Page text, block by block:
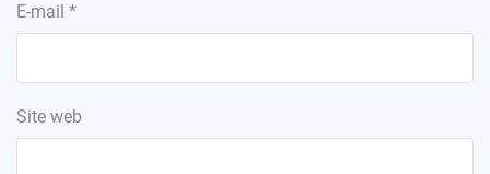
E-mail *
Site web